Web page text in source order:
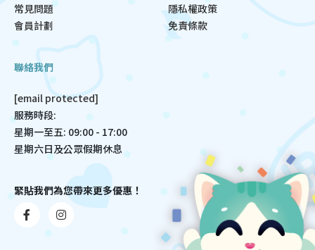
常見問題
會員計劃
隱私權政策
免責條款
聯絡我們
[email protected]
服務時段:
星期一至五: 09:00 - 17:00
星期六日及公眾假期休息
緊貼我們為您帶來更多優惠！